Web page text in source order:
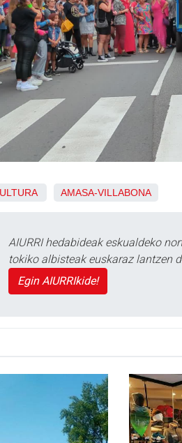
AMASA-VILLABONA
AIURRI hedabideak eskualdeko
tokiko albisteak euskaraz lantzen
Egin AIURRIkide!